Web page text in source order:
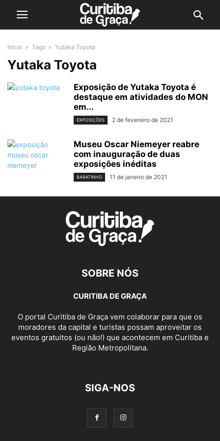
Início Tags Yutaka Toyota
Yutaka Toyota
Exposição de Yutaka Toyota é
destaque em atividades do MON
em...
EXPOSIÇÕES 2 de fevereiro de 2021
Museu Oscar Niemeyer reabre
com inauguração de duas
exposições inéditas
BARATINHO 11 de janeiro de 2021
SOBRE NÓS
CURITIBA DE GRAÇA
O portal Curitiba de Graça vem colaborar para que os
moradores da capital e turistas possam aproveitar os
eventos gratuitos (ou não!) que acontecem em Curitiba e
Região Metropolitana.
SIGA-NOS